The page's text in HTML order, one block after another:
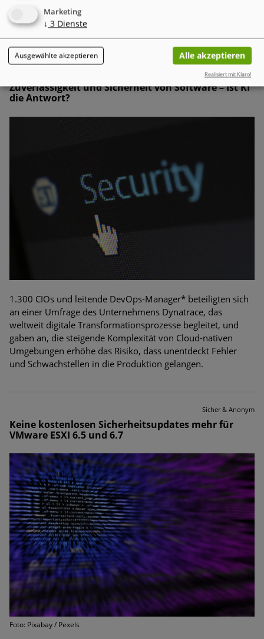
Netz sensibilisieren und wo Grenzen wichtig sind.
Sicher & Anonym
Unternehmen kämpfen mit Schwierigkeiten bei
Zuverlässigkeit und Sicherheit von Software – Ist KI
die Antwort?
1.300 CIOs und leitende DevOps-Manager* beteiligten sich
an einer Umfrage des Unternehmens Dynatrace, das
weltweit digitale Transformationsprozesse begleitet, und
gaben an, die steigende Komplexität von Cloud-nativen
Umgebungen erhöhe das Risiko, dass unentdeckt Fehler
und Schwachstellen in die Produktion gelangen.
Sicher & Anonym
Keine kostenlosen Sicherheitsupdates mehr für
VMware ESXI 6.5 und 6.7
Foto: Pixabay / Pexels
Marketing
↓ 3 Dienste
Ausgewählte akzeptieren Alle akzeptieren
Realisiert mit Klaro!